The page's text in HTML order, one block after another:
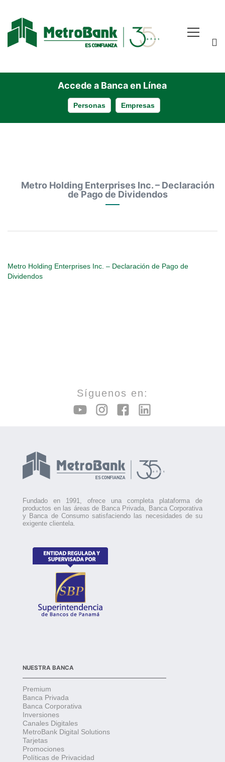
Accede a Banca en Línea
Personas Empresas
Metro
Holding
Enterprises
de
Dividendos
Metro Holding Enterprises Inc. – Declaración
de Pago de Dividendos
Metro Holding Enterprises Inc. – Declaración de Pago de
Dividendos
Síguenos en:
Fundado en 1991, ofrece una completa plataforma de
productos en las áreas de Banca Privada, Banca Corporativa
y Banca de Consumo satisfaciendo las necesidades de su
exigente clientela.
NUESTRA BANCA
Premium
Banca Privada
Banca Corporativa
Inversiones
Canales Digitales
MetroBank Digital Solutions
Tarjetas
Promociones
Políticas de Privacidad